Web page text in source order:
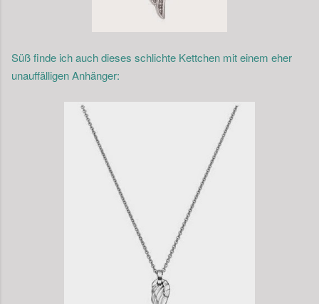
Süß finde ich auch dieses schlichte Kettchen mit einem eher
unauffälligen Anhänger: